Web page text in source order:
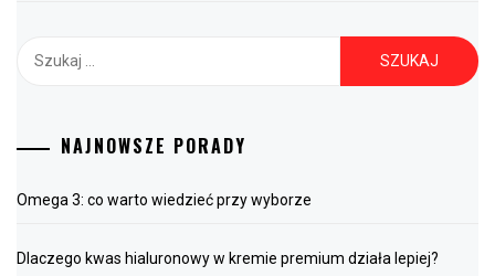
NAJNOWSZE PORADY
Omega 3: co warto wiedzieć przy wyborze
Dlaczego kwas hialuronowy w kremie premium działa lepiej?